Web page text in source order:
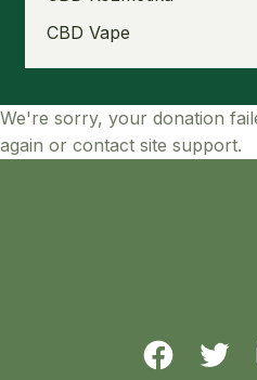
CBD Vape
We're sorry, your donation
again or contact site support.